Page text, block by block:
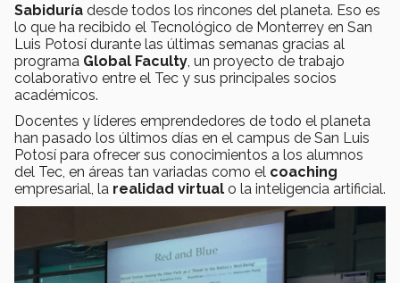
Sabiduría desde todos los rincones del planeta. Eso es
lo que ha recibido el Tecnológico de Monterrey en San
Luis Potosí durante las últimas semanas gracias al
programa Global Faculty , un proyecto de trabajo
colaborativo entre el Tec y sus principales socios
académicos.
Docentes y líderes emprendedores de todo el planeta
han pasado los últimos días en el campus de San Luis
Potosí para ofrecer sus conocimientos a los alumnos
del Tec, en áreas tan variadas como el coaching
empresarial, la realidad virtual o la inteligencia artificial.